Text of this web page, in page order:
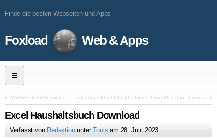
Finde die besten Webseiten und Apps
Foxload Web & Apps
« WinRAR 64 Bit Download FaceApp Gesichtsbearbeitung iPhone/iPad App Download »
Excel Haushaltsbuch Download
Verfasst von Redaktion unterTools am28. Juni 2023